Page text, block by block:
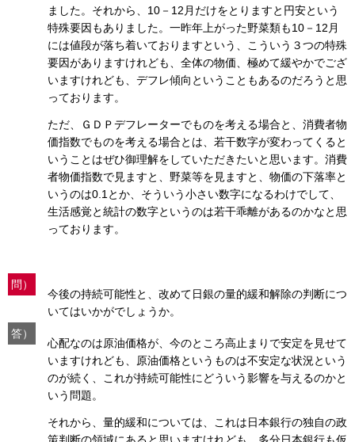
ました。それから、10－12月だけをとりますと円安という
特殊要因もありました。一昨年上がった野菜類も10－12月
には値段が落ち着いておりますという、こういう３つの特殊
要因がありますけれども、全体の物価、極めて緩やかでござ
いますけれども、デフレ傾向ということもあるのだろうと思
っております。
ただ、ＧＤＰデフレーターでものを考える場合と、消費者物
価指数でものを考える場合とは、若干数字が変わってくると
いうことはぜひ御理解をしていただきたいと思います。消費
者物価指数で見ますと、野菜等を見ますと、物価の下落率と
いうのは0.1とか、そういう小さい数字になるわけでして、
生活感覚と統計の数字というのは若干乖離があるのかなと思
っております。
問）
今後の持続可能性と、改めて日銀の量的緩和解除の判断につ
いてはいかがでしょうか。
答）
心配なのは原油価格が、今のところ高止まりで安定を見せて
いますけれども、原油価格というものは不安定な状況という
のが続く、これが持続可能性にどういう影響を与えるのかと
いう問題。
それから、量的緩和については、これは日本銀行の独自の政
策判断の領域にあると思いますけれども、多分日本銀行も仮